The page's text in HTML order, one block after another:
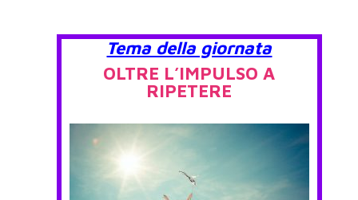
Tema della giornata
OLTRE L’IMPULSO A
RIPETERE